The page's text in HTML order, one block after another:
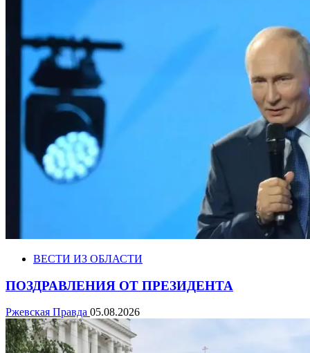
ВЕСТИ ИЗ ОБЛАСТИ
ПОЗДРАВЛЕНИЯ ОТ ПРЕЗИДЕНТА
Ржевская Правда 05.08.2026